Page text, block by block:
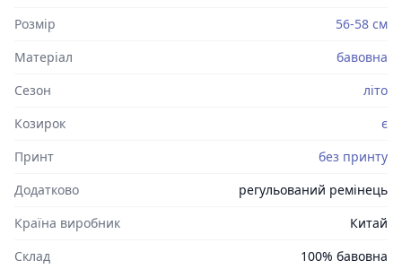
Розмір
56-58 см
Матеріал
бавовна
Сезон
літо
Козирок
є
Принт
без принту
Додатково
регульований ремінець
Країна виробник
Китай
Склад
100% бавовна